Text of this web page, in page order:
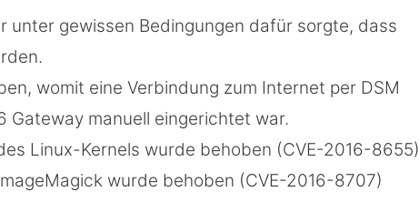
unter gewissen Bedingungen dafür sorgte, dass
womit eine Verbindung zum Internet per DSM
Gateway manuell eingerichtet war.
Linux-Kernels wurde behoben (CVE-2016-8655)
wurde behoben (CVE-2016-8707)